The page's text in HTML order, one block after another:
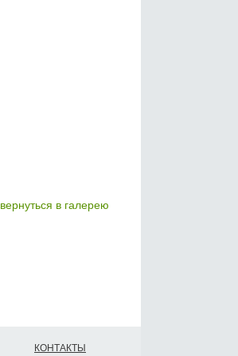
вернуться в галерею
КОНТАКТЫ